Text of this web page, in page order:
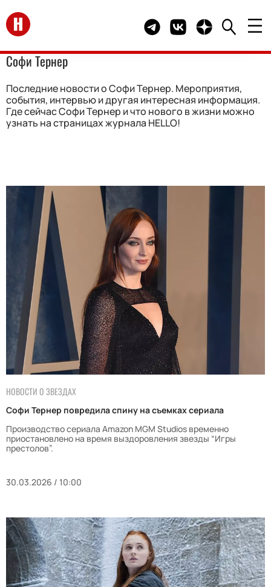
Перейти на главную Telegram канал HELLO
Группа HELLO
Канал HELLO в
Софи Тернер
Последние новости о Софи Тернер. Мероприятия,
события, интервью и другая интересная информация.
Где сейчас Софи Тернер и что нового в жизни можно
узнать на страницах журнала HELLO!
НОВОСТИ О ЗВЕЗДАХ
Софи Тернер повредила спину на съемках сериала
Производство сериала Amazon MGM Studios временно
приостановлено на время выздоровления звезды “Игры
престолов”.
30.03.2026 / 10:00